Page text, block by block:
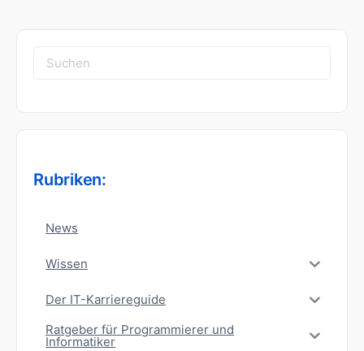
Suchen
nach:
Rubriken:
News
Wissen
Der IT-Karriereguide
Ratgeber für Programmierer und
Informatiker